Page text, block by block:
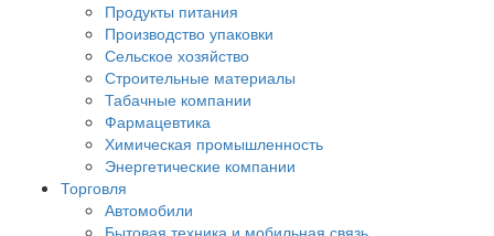
Продукты питания
Производство упаковки
Сельское хозяйство
Строительные материалы
Табачные компании
Фармацевтика
Химическая промышленность
Энергетические компании
Торговля
Автомобили
Бытовая техника и мобильная связь